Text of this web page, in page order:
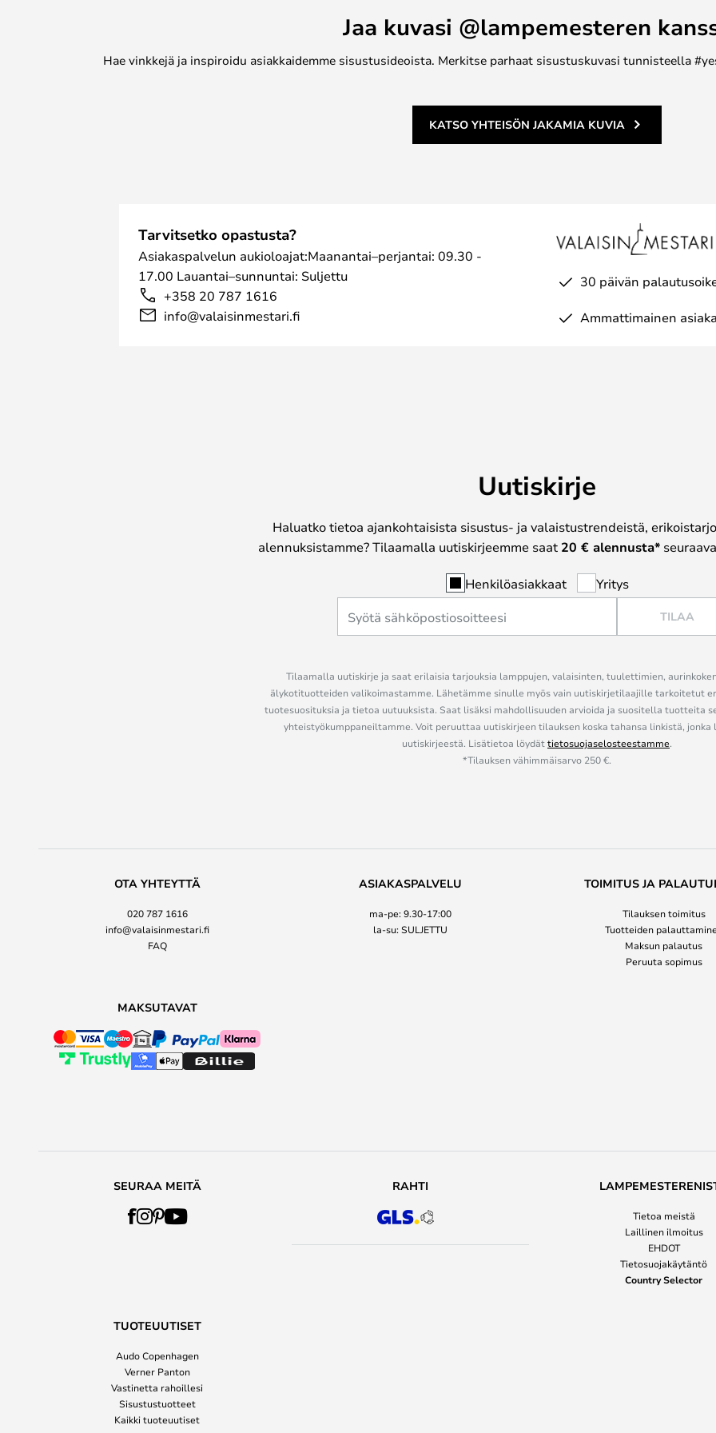
Jaa kuvasi @lampemesteren
Hae vinkkejä ja inspiroidu asiakkaidemme sisustusideoista. Merkitse parhaat sisustuskuvasi tunnisteella
KATSO YHTEISÖN JAKAMIA KUVIA
Tarvitsetko opastusta?
Asiakaspalvelun aukioloajat:Maanantai–perjantai: 09.30 -
17.00 Lauantai–sunnuntai: Suljettu
+358 20 787 1616
info@valaisinmestari.fi
30 päivän
Ammattimainen
Uutiskirje
Haluatko tietoa ajankohtaisista sisustus- ja valaistustrendeistä,
alennuksistamme? Tilaamalla uutiskirjeemme saat 20 € alennusta*
Henkilöasiakkaat Yritys
TILAA
Tilaamalla uutiskirje ja saat erilaisia tarjouksia lamppujen, valaisinten, tuulettimien,
älykotituotteiden valikoimastamme. Lähetämme sinulle myös vain uutiskirjetilaajille tarkoitetut
tuotesuosituksia ja tietoa uutuuksista. Saat lisäksi mahdollisuuden arvioida ja suositella tuotteita
yhteistyökumppaneiltamme. Voit peruuttaa uutiskirjeen tilauksen koska tahansa linkistä, jonka
uutiskirjeestä. Lisätietoa löydättietosuojaselosteestamme.
*Tilauksen vähimmäisarvo 250 €.
OTA YHTEYTTÄ
020 787 1616
info@valaisinmestari.fi
FAQ
ASIAKASPALVELU
ma-pe: 9.30-17:00
la-su: SULJETTU
TOIMITUS JA
Tilauksen toimitus
Tuotteiden
Maksun palautus
Peruuta sopimus
MAKSUTAVAT
SEURAA MEITÄ RAHTI
Tietoa meistä
Laillinen ilmoitus
EHDOT
Tietosuojakäytäntö
Country Selector
TUOTEUUTISET
Audo Copenhagen
Verner Panton
Vastinetta rahoillesi
Sisustustuotteet
Kaikki tuoteuutiset